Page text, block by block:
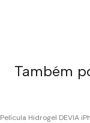
Também
Película Hidrogel DEVIA